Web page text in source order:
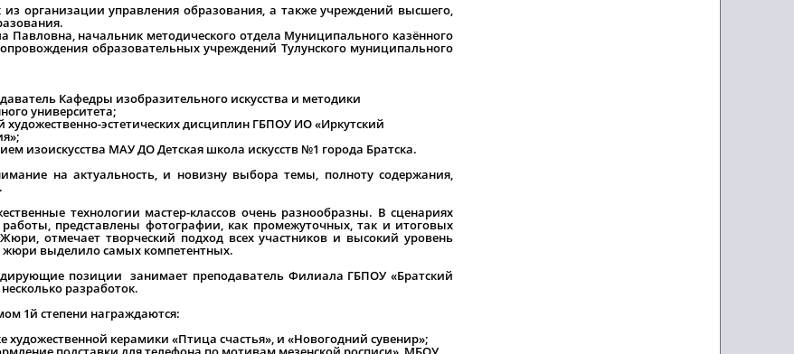
организации управления образования, а также учреждений высшего,
начальник методического отдела Муниципального казённого
образовательных учреждений Тулунского муниципального
Кафедры изобразительного искусства и методики
университета;
эстетических дисциплин ГБПОУ ИО «Иркутский
изоискусства МАУ ДО Детская школа искусств №1 города Братска.
на актуальность, и новизну выбора темы, полноту содержания,
технологии мастер-классов очень разнообразны. В сценариях
представлены фотографии, как промежуточных, так и итоговых
отмечает творческий подход всех участников и высокий уровень
жюри выделило самых компетентных.
позиции занимает преподаватель Филиала ГБПОУ «Братский
разработок.
1й степени награждаются:
художественной керамики «Птица счастья», и «Новогодний сувенир»;